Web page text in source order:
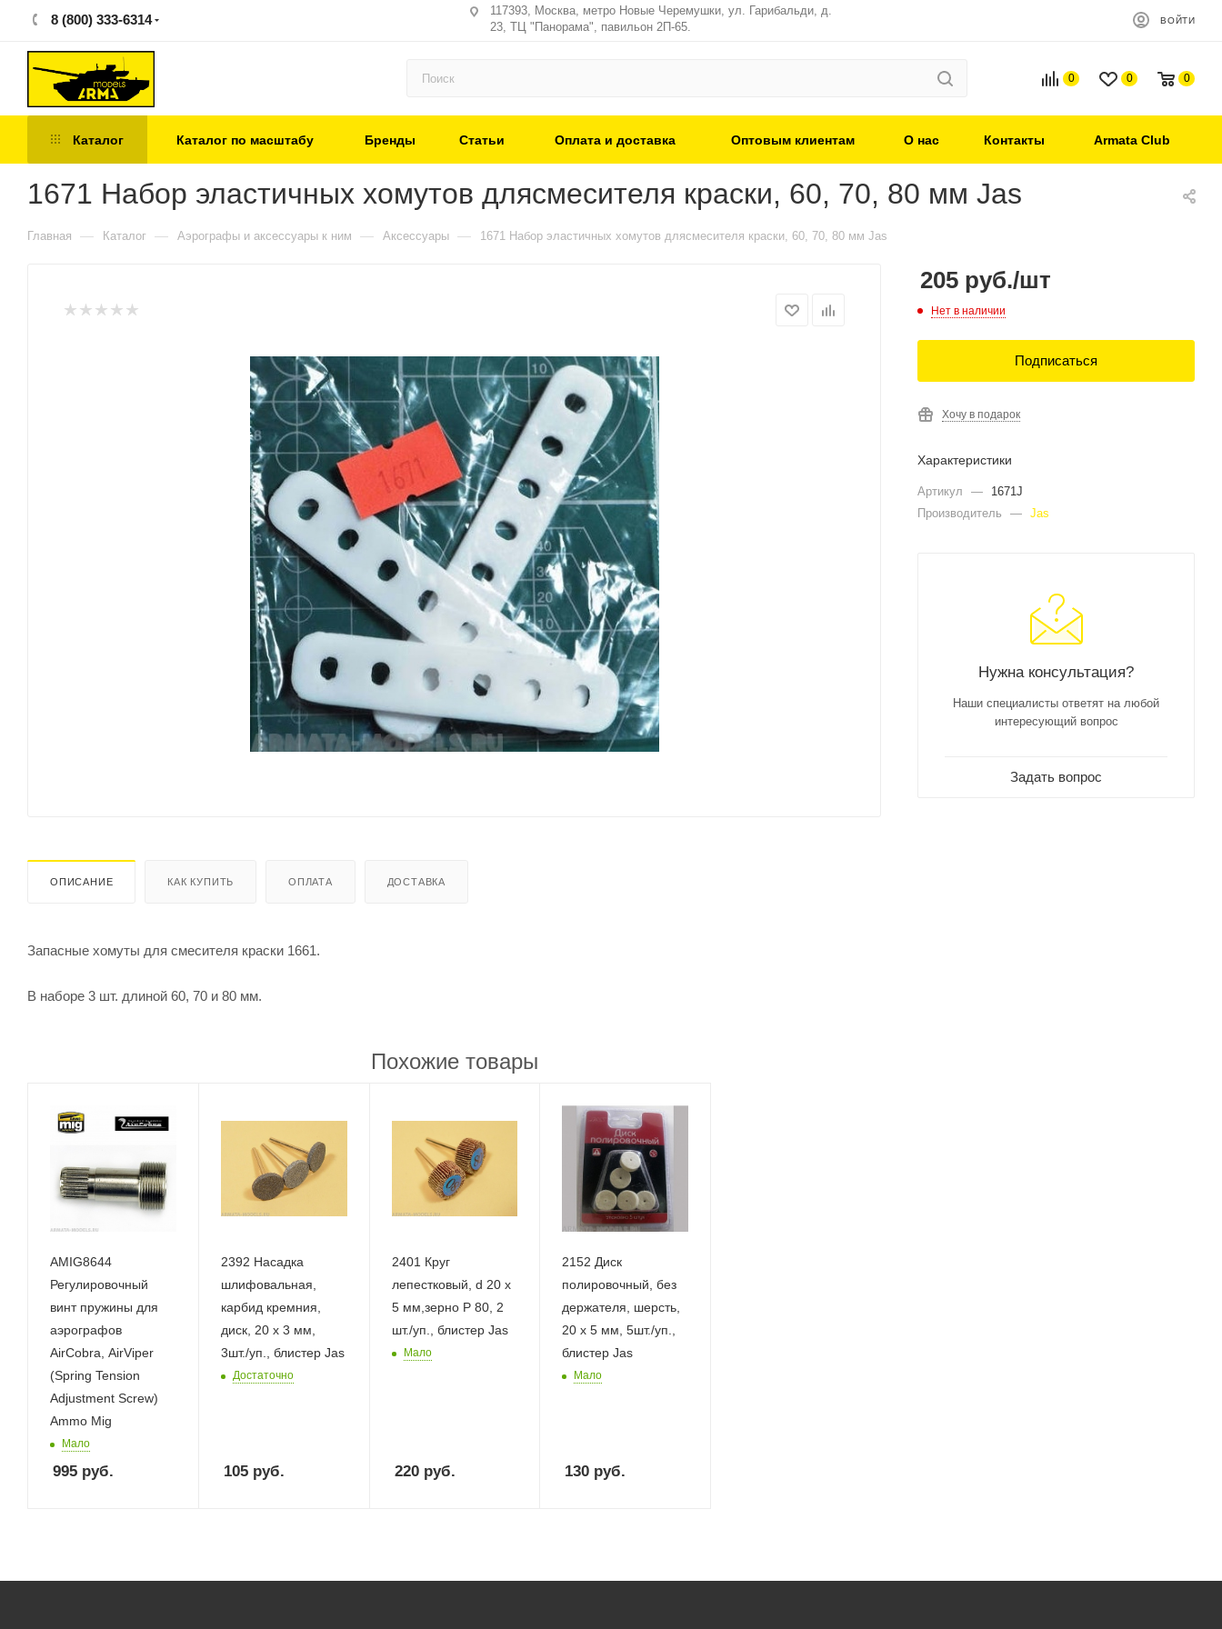
8 (800) 333-6314
117393, Москва, метро Новые Черемушки, ул. Гарибальди, д.
23, ТЦ "Панорама", павильон 2П-65.
ВОЙТИ
0 0 0
Каталог Каталог по масштабу Бренды Статьи Оплата и доставка Оптовым клиентам О нас Контакты Armata Club
1671 Набор эластичных хомутов длясмесителя краски, 60, 70, 80 мм Jas
Главная — Каталог — Аэрографы и аксессуары к ним — Аксессуары — 1671 Набор эластичных хомутов длясмесителя краски, 60, 70, 80 мм Jas
ОПИСАНИЕ КАК КУПИТЬ ОПЛАТА ДОСТАВКА
Запасные хомуты для смесителя краски 1661.
В наборе 3 шт. длиной 60, 70 и 80 мм.
Похожие товары
AMIG8644
Регулировочный
винт пружины для
аэрографов
AirCobra, AirViper
(Spring Tension
Adjustment Screw)
Ammo Mig
Мало
995 руб.
2392 Насадка
шлифовальная,
карбид кремния,
диск, 20 х 3 мм,
3шт./уп., блистер Jas
Достаточно
105руб.
2401 Круг
лепестковый, d 20 х
5 мм,зерно Р 80, 2
шт./уп., блистер Jas
Мало
220руб.
2152 Диск
полировочный, без
держателя, шерсть,
20 х 5 мм, 5шт./уп.,
блистер Jas
Мало
130 руб.
205 руб./шт
Нет в наличии
Подписаться
Хочу в подарок
Характеристики
Артикул —
1671J
Производитель
— Jas
Нужна консультация?
Наши специалисты ответят на любой
интересующий вопрос
Задать вопрос